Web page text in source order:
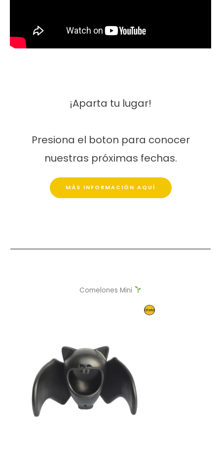
¡Aparta tu lugar!
Presiona el boton para conocer
nuestras próximas fechas.
MÁS INFORMACIÓN AQUÍ
Comelones Mini
OfertaProducto